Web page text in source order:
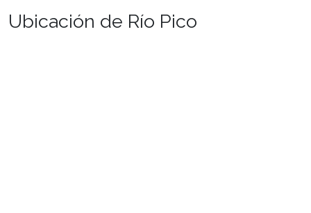
Ubicación de Río Pico